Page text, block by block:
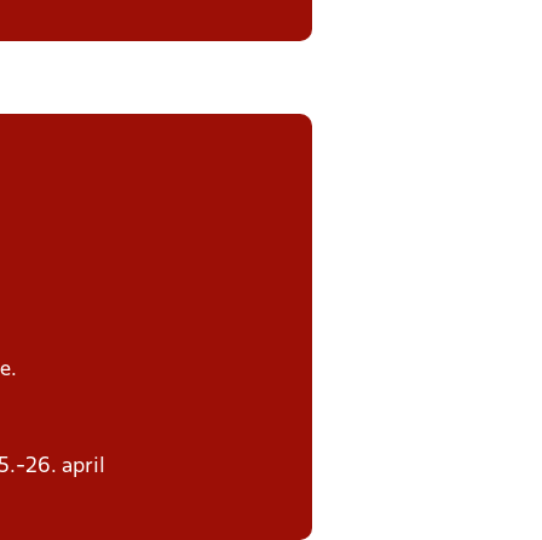
26. april